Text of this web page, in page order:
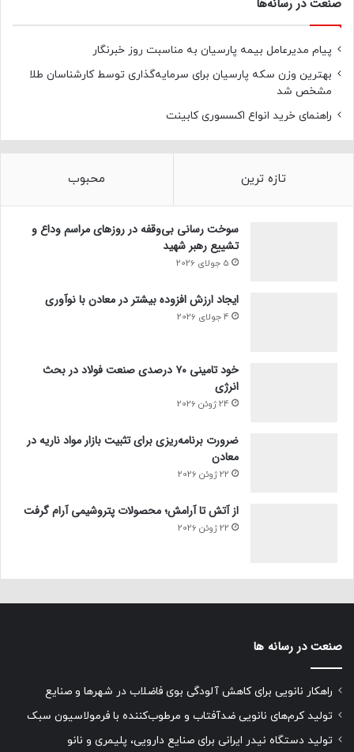
پیام مدیرعامل بیمه پارسیان به مناسبت روز خبرنگار
بهترین وزن سکه پارسیان برای سرمایه‌گذاری توسط کارشناسان طلا
مشخص شد
راهنمای خرید انواع اکسسوری کابینت
تازه ترین محبوب
سوخت رسانی بی‌وقفه در روز‌های مراسم وداع و
تشییع رهبر شهید
5 جولای 2026
ایجاد ارزش افزوده بیشتر در معادن با نوآوری
4 جولای 2026
خود تامینی ۷۰ درصدی صنعت فولاد در بحث
انرژی
24 ژوئن 2026
ضرورت برنامه‌ریزی برای تثبیت بازار مواد ناریه در
معادن
22 ژوئن 2026
از آتش تا آرامش؛ محصولات پتروشیمی آرام گرفت
22 ژوئن 2026
صنعت در رسانه ها
راهکار نانویی برای کاهش آلودگی بوی فاضلاب در شهرها و صنایع
تولید کرم‌های نانویی ضدآفتاب و مرطوب‌کننده با فرمولاسیون سبک
تولید دستگاه نیدر ایرانی برای صنایع دارویی، پلیمری و نانو